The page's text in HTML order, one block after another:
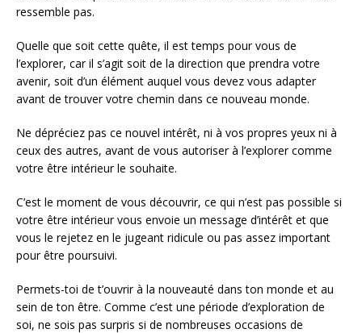
ressemble pas.
Quelle que soit cette quête, il est temps pour vous de
l’explorer, car il s’agit soit de la direction que prendra votre
avenir, soit d’un élément auquel vous devez vous adapter
avant de trouver votre chemin dans ce nouveau monde.
Ne dépréciez pas ce nouvel intérêt, ni à vos propres yeux ni à
ceux des autres, avant de vous autoriser à l’explorer comme
votre être intérieur le souhaite.
C’est le moment de vous découvrir, ce qui n’est pas possible si
votre être intérieur vous envoie un message d’intérêt et que
vous le rejetez en le jugeant ridicule ou pas assez important
pour être poursuivi.
Permets-toi de t’ouvrir à la nouveauté dans ton monde et au
sein de ton être. Comme c’est une période d’exploration de
soi, ne sois pas surpris si de nombreuses occasions de